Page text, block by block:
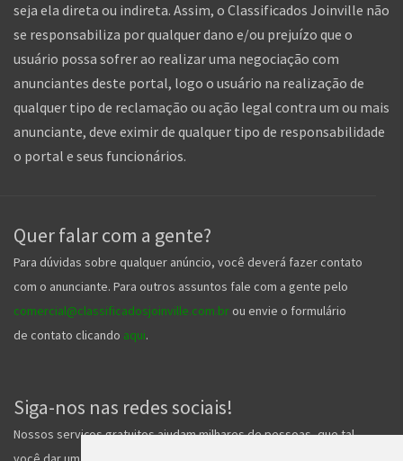
seja ela direta ou indireta. Assim, o Classificados Joinville não
se responsabiliza por qualquer dano e/ou prejuízo que o
usuário possa sofrer ao realizar uma negociação com
anunciantes deste portal, logo o usuário na realização de
qualquer tipo de reclamação ou ação legal contra um ou mais
anunciante, deve eximir de qualquer tipo de responsabilidade
o portal e seus funcionários.
Quer falar com a gente?
Para dúvidas sobre qualquer anúncio, você deverá fazer contato
com o anunciante. Para outros assuntos fale com a gente pelo
comercial@classificadosjoinville.com.br ou envie o formulário
de contato clicando aqui.
Siga-nos nas redes sociais!
Nossos serviços gratuitos ajudam milhares de pessoas, que tal